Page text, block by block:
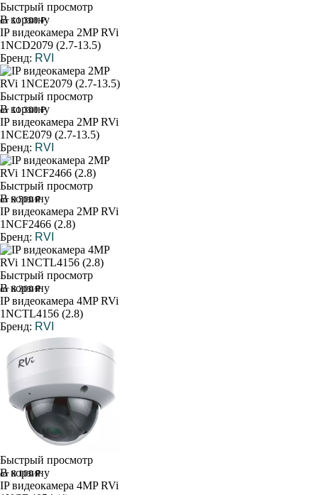
Быстрый просмотр
В корзину
от 11 300 ₽
IP видеокамера 2MP RVi
1NCD2079 (2.7-13.5)
Бренд: RVI
Быстрый просмотр
В корзину
от 11 300 ₽
IP видеокамера 2MP RVi
1NCE2079 (2.7-13.5)
Бренд: RVI
Быстрый просмотр
В корзину
от 9 500 ₽
IP видеокамера 2MP RVi
1NCF2466 (2.8)
Бренд: RVI
Быстрый просмотр
В корзину
от 8 300 ₽
IP видеокамера 4MP RVi
1NCTL4156 (2.8)
Бренд: RVI
Быстрый просмотр
В корзину
от 8 100 ₽
IP видеокамера 4MP RVi